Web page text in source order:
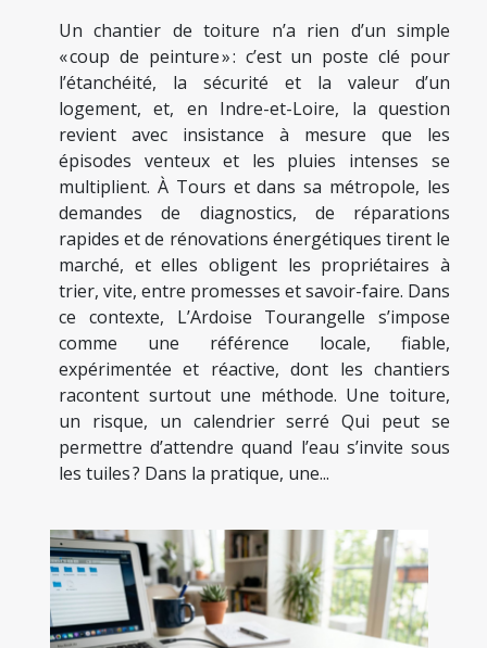
Un chantier de toiture n’a rien d’un simple
« coup de peinture » : c’est un poste clé pour
l’étanchéité, la sécurité et la valeur d’un
logement, et, en Indre-et-Loire, la question
revient avec insistance à mesure que les
épisodes venteux et les pluies intenses se
multiplient. À Tours et dans sa métropole, les
demandes de diagnostics, de réparations
rapides et de rénovations énergétiques tirent le
marché, et elles obligent les propriétaires à
trier, vite, entre promesses et savoir-faire. Dans
ce contexte, L’Ardoise Tourangelle s’impose
comme une référence locale, fiable,
expérimentée et réactive, dont les chantiers
racontent surtout une méthode. Une toiture,
un risque, un calendrier serré Qui peut se
permettre d’attendre quand l’eau s’invite sous
les tuiles ? Dans la pratique, une...